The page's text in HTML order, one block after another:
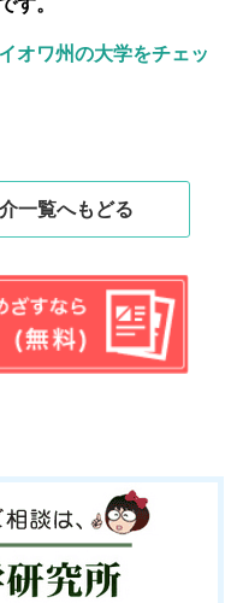
オワ州の大学をチェッ
一覧へもどる